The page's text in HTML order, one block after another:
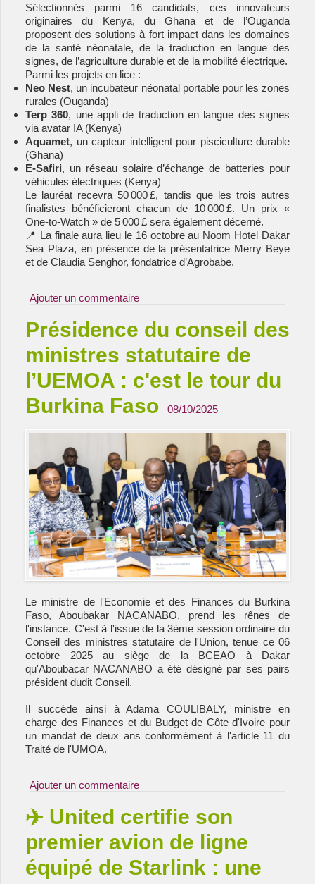
Sélectionnés parmi 16 candidats, ces innovateurs
originaires du Kenya, du Ghana et de l’Ouganda
proposent des solutions à fort impact dans les domaines
de la santé néonatale, de la traduction en langue des
signes, de l’agriculture durable et de la mobilité électrique.
Parmi les projets en lice :
Neo Nest, un incubateur néonatal portable pour les zones
rurales (Ouganda)
Terp 360, une appli de traduction en langue des signes
via avatar IA (Kenya)
Aquamet, un capteur intelligent pour pisciculture durable
(Ghana)
E-Safiri, un réseau solaire d’échange de batteries pour
véhicules électriques (Kenya)
Le lauréat recevra 50 000 £, tandis que les trois autres
finalistes bénéficieront chacun de 10 000 £. Un prix «
One-to-Watch » de 5 000 £ sera également décerné.
📍 La finale aura lieu le 16 octobre au Noom Hotel Dakar
Sea Plaza, en présence de la présentatrice Merry Beye
et de Claudia Senghor, fondatrice d’Agrobabe.
Ajouter un commentaire
Présidence du conseil des
ministres statutaire de
l’UEMOA : c'est le tour du
Burkina Faso
08/10/2025
Le ministre de l'Economie et des Finances du Burkina
Faso, Aboubakar NACANABO, prend les rênes de
l'instance. C'est à l'issue de la 3ème session ordinaire du
Conseil des ministres statutaire de l'Union, tenue ce 06
octobre 2025 au siège de la BCEAO à Dakar
qu'Aboubacar NACANABO a été désigné par ses pairs
président dudit Conseil.
Il succède ainsi à Adama COULIBALY, ministre en
charge des Finances et du Budget de Côte d'Ivoire pour
un mandat de deux ans conformément à l'article 11 du
Traité de l'UMOA.
Ajouter un commentaire
✈️ United certifie son
premier avion de ligne
équipé de Starlink : une